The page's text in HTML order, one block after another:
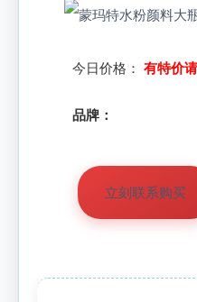
今日价格： 有特价
品牌：
立刻联系购买